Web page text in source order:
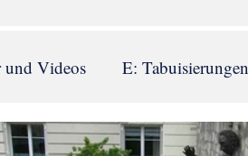
Videos E: Tabuisierungen